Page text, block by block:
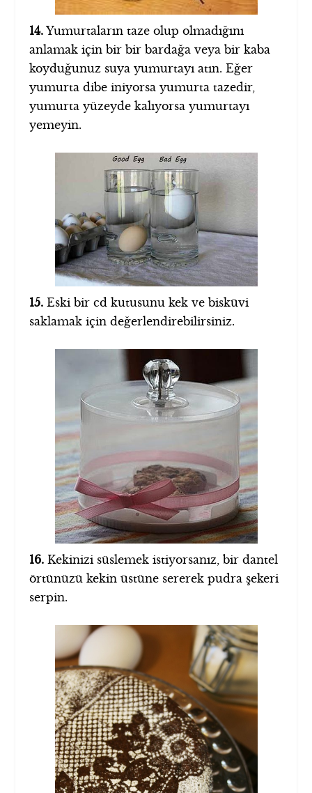
14. Yumurtaların taze olup olmadığını
anlamak için bir bir bardağa veya bir kaba
koyduğunuz suya yumurtayı atın. Eğer
yumurta dibe iniyorsa yumurta tazedir,
yumurta yüzeyde kalıyorsa yumurtayı
yemeyin.
15. Eski bir cd kutusunu kek ve bisküvi
saklamak için değerlendirebilirsiniz.
16. Kekinizi süslemek istiyorsanız, bir dantel
örtünüzü kekin üstüne sererek pudra şekeri
serpin.